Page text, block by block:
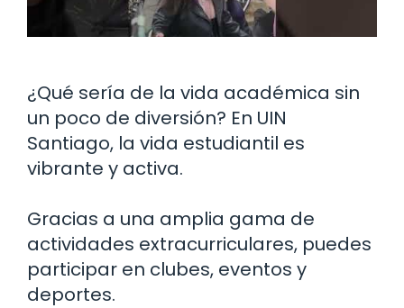
¿Qué sería de la vida académica sin
un poco de diversión? En UIN
Santiago, la vida estudiantil es
vibrante y activa.
Gracias a una amplia gama de
actividades extracurriculares, puedes
participar en clubes, eventos y
deportes.